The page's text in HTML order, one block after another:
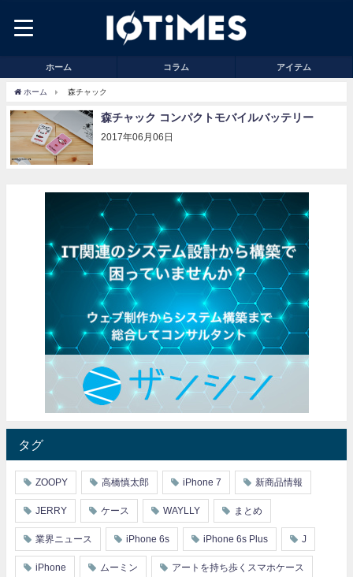
ホーム コラム アイテム
ホーム 森チャック
森チャック コンパクトモバイルバッテリー
2017年06月06日
タグ
ZOOPY 高橋慎太郎 iPhone 7 新商品情報
JERRY ケース WAYLLY まとめ
業界ニュース iPhone 6s iPhone 6s Plus J
iPhone ムーミン アートを持ち歩くスマホケース